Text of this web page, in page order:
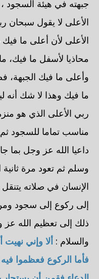
جبهته في هيئة السجود
الأعلى لا يقول سبحان
الأعلى لأن أعلى ما
محاذيا لأسفل ما فيك،
وأعلى ما فيك الجبهة،
ما فيك وهذا لا شك أنه
ربي الأعلى الذي هو
مناسب تماما للسجود
داعيا الله عز وجل بما
وسلم ثم تعود مرة
الإنسان في صلاته
إلى ركوع إلى سجود
ذلك إلى تعظيم الله عز
والسلام : ألا وإني نهيت
فأما الركوع فعظموا